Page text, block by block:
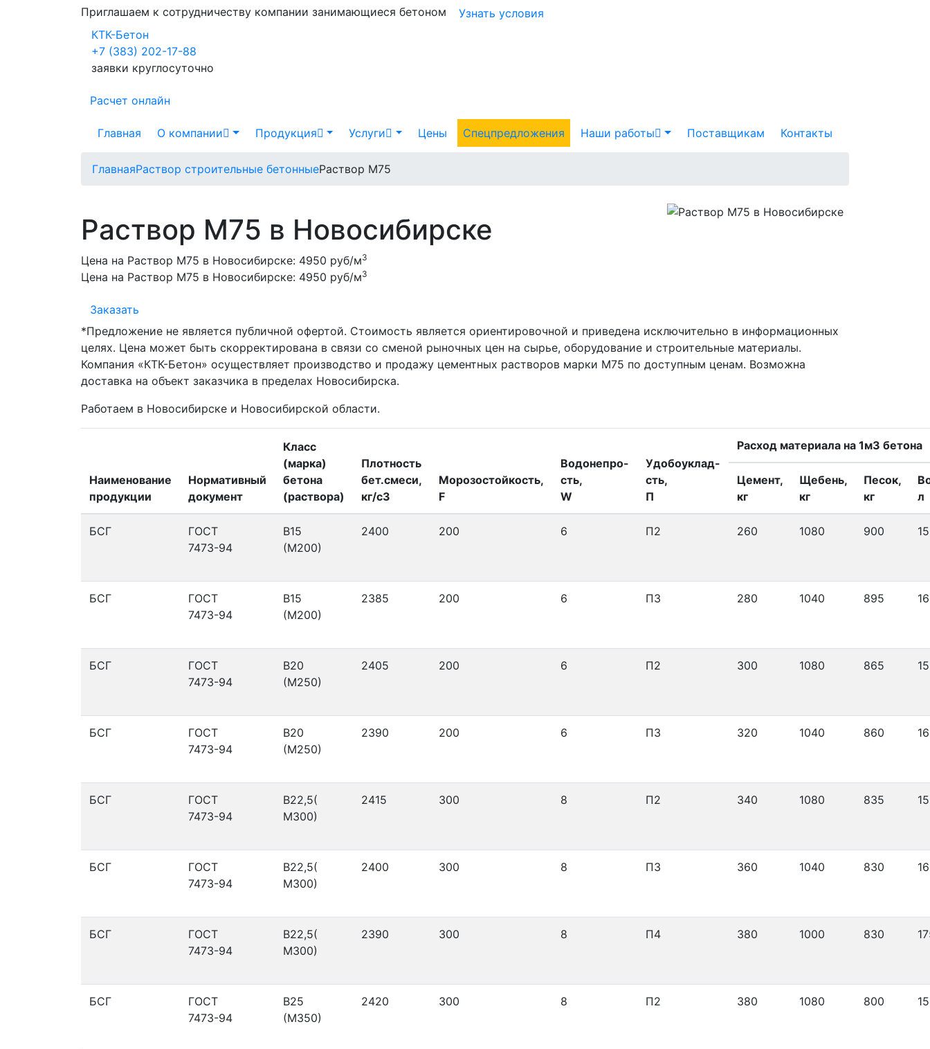
Приглашаем к сотрудничеству компании занимающиеся бетоном
Узнать условия
КТК-Бетон
+7 (383) 202-17-88
заявки круглосуточно
Расчет онлайн
Главная О компании Продукция Услуги Цены Спецпредложения Наши работы Поставщикам Контакты
ГлавнаяРаствор строительные бетонныеРаствор М75
Раствор М75 в Новосибирске
Цена на Раствор М75 в Новосибирске: 4950 руб/м3
Цена на Раствор М75 в Новосибирске: 4950 руб/м3
Заказать
*Предложение не является публичной офертой. Стоимость является ориентировочной и приведена исключительно в информационных
целях. Цена может быть скорректирована в связи со сменой рыночных цен на сырье, оборудование и строительные материалы.
Компания «КТК-Бетон» осуществляет производство и продажу цементных растворов марки М75 по доступным ценам. Возможна
доставка на объект заказчика в пределах Новосибирска.
Работаем в Новосибирске и Новосибирской области.
Наименование
продукции
Нормативный
документ
Класс
(марка)
бетона
(раствора)
Плотность
бет.смеси,
кг/с3
Морозостойкость,
F
Водонепро-
сть,
W
Удобоуклад-
сть,
П
Расход материала на 1м3 бетона
Цемент,
кг
Щебень,
кг
Песок,
кг
л
БСГ
ГОСТ
7473-94
В15
(М200)
2400 200 6 П2 260 1080 900
БСГ
ГОСТ
7473-94
В15
(М200)
2385 200 6 П3 280 1040 895
БСГ
ГОСТ
7473-94
В20
(М250)
2405 200 6 П2 300 1080 865
БСГ
ГОСТ
7473-94
В20
(М250)
2390 200 6 П3 320 1040 860
БСГ
ГОСТ
7473-94
В22,5(
М300)
2415 300 8 П2 340 1080 835
БСГ
ГОСТ
7473-94
В22,5(
М300)
2400 300 8 П3 360 1040 830
БСГ
ГОСТ
7473-94
В22,5(
М300)
2390 300 8 П4 380 1000 830
БСГ
ГОСТ
7473-94
В25
(М350)
2420 300 8 П2 380 1080 800